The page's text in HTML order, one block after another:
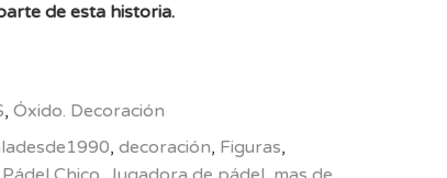
de esta historia.
, Óxido. Decoración
, decoración, Figuras,